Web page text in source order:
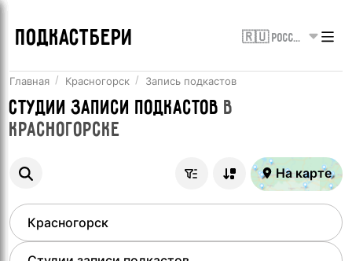
ПОДКАСТБЕРИ 🇷🇺 Россия
Главная Красногорск Запись подкастов
Студии записи подкастов в
Красногорске
На карте